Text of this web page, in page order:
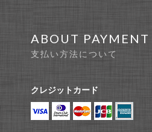
ABOUT PAYMENT
支払い方法について
クレジットカード